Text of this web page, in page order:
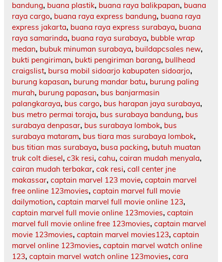
bandung, buana plastik, buana raya balikpapan, buana
raya cargo, buana raya express bandung, buana raya
express jakarta, buana raya express surabaya, buana
raya samarinda, buana raya surabaya, bubble wrap
medan, bubuk minuman surabaya, buildapcsales new,
bukti pengiriman, bukti pengiriman barang, bullhead
craigslist, bursa mobil sidoarjo kabupaten sidoarjo,
burung kapasan, burung mandar batu, burung paling
murah, burung papasan, bus banjarmasin
palangkaraya, bus cargo, bus harapan jaya surabaya,
bus metro permai toraja, bus surabaya bandung, bus
surabaya denpasar, bus surabaya lombok, bus
surabaya mataram, bus tiara mas surabaya lombok,
bus titian mas surabaya, busa packing, butuh muatan
truk colt diesel, c3k resi, cahu, cairan mudah menyala,
cairan mudah terbakar, cak resi, call center jne
makassar, captain marvel 123 movie, captain marvel
free online 123movies, captain marvel full movie
dailymotion, captain marvel full movie online 123,
captain marvel full movie online 123movies, captain
marvel full movie online free 123movies, captain marvel
movie 123movies, captain marvel movies123, captain
marvel online 123movies, captain marvel watch online
123, captain marvel watch online 123movies, cara